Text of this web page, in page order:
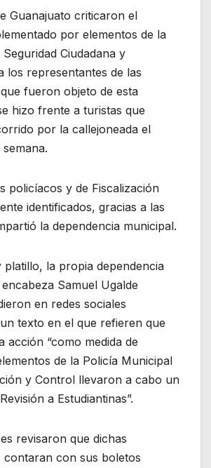
Guanajuato criticaron el
por elementos de la
Ciudadana y
los representantes de las
fueron objeto de esta
hizo frente a turistas que
por la callejoneada el
policíacos y de Fiscalización
identificados, gracias a las
la dependencia municipal.
la propia dependencia
Samuel Ugalde
en redes sociales
texto en el que refieren que
acción “como medida de
de la Policía Municipal
y Control llevaron a cabo un
a Estudiantinas”.
revisaron que dichas
contaran con sus boletos